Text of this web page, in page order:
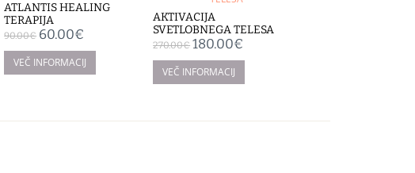
ATLANTIS HEALING
TERAPIJA
90.00€ 60.00€
AKTIVACIJA
SVETLOBNEGA TELESA
270.00€ 180.00€